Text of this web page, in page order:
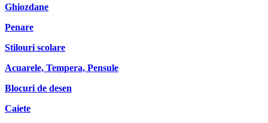
Ghiozdane
Penare
Stilouri scolare
Acuarele, Tempera, Pensule
Blocuri de desen
Caiete